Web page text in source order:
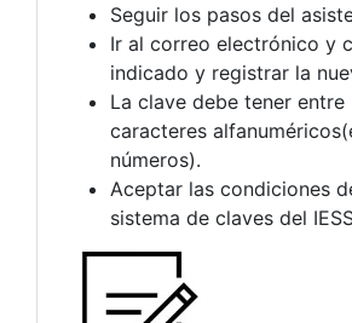
Seguir los pasos del
Ir al correo electrónico y
indicado y registrar la
La clave debe tener entre
caracteres
números).
Aceptar las condiciones
sistema de claves del